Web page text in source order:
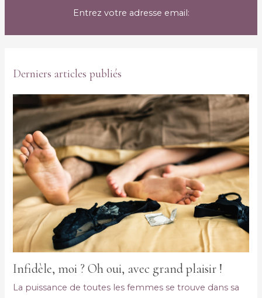
Entrez votre adresse email:
Derniers articles publiés
Infidèle, moi ? Oh oui, avec grand plaisir !
La puissance de toutes les femmes se trouve dans sa